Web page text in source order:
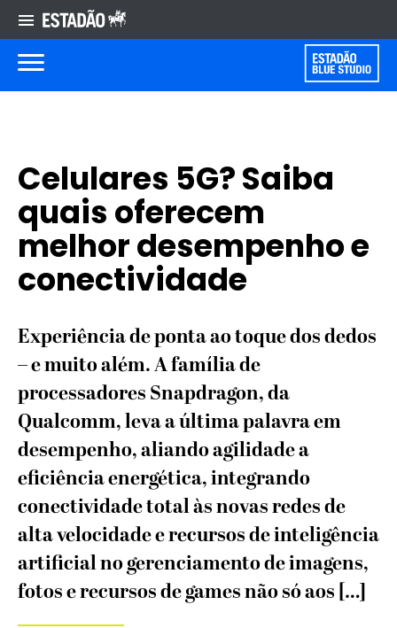
Celulares 5G? Saiba
quais oferecem
melhor desempenho e
conectividade
Experiência de ponta ao toque dos dedos
– e muito além. A família de
processadores Snapdragon, da
Qualcomm, leva a última palavra em
desempenho, aliando agilidade a
eficiência energética, integrando
conectividade total às novas redes de
alta velocidade e recursos de inteligência
artificial no gerenciamento de imagens,
fotos e recursos de games não só aos […]